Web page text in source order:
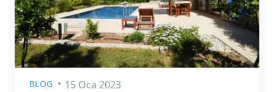
BLOG 15 Oca 2023